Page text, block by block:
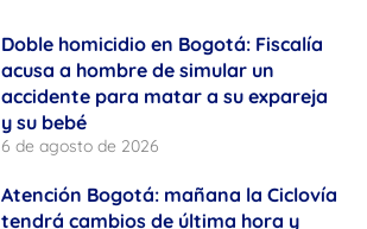
Doble homicidio en Bogotá: Fiscalía
acusa a hombre de simular un
accidente para matar a su expareja
y su bebé
6 de agosto de 2026
Atención Bogotá: mañana la Ciclovía
tendrá cambios de última hora y